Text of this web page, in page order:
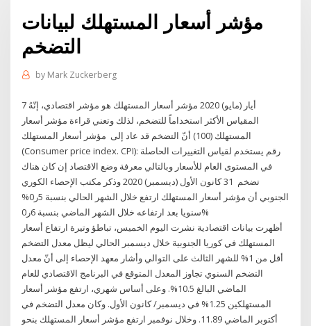
مؤشر أسعار المستهلك لبيانات
التضخم
by Mark Zuckerberg
7 أيار (مايو) 2020 مؤشر أسعار المستهلك هو مؤشر اقتصادي، إنّهُ
المقياس الأكثر استخداماً للتضخم، لذلك وتعني قراءة مؤشر أسعار
المستهلك (100) أنّ التضخم قد عاد إلى مؤشر أسعار المستهلك
(Consumer price index. CPI): رقم يستخدم لقياس التغييرات الحاصلة
في المستوى العام للأسعار وبالتالي معرفة وضع الاقتصاد إن كان هناك
تضخم 31 كانون الأول (ديسمبر) 2020 وذكر مكتب الإحصاء الكوري
الجنوبي أن مؤشر أسعار المستهلك ارتفع خلال الشهر الحالي بنسبة 5ر0%
سنويا بعد ارتفاعه خلال الشهر الماضي بنسبة 6ر0%
أظهرت بيانات اقتصادية نشرت اليوم الخميس، تباطؤ وتيرة ارتفاع أسعار
المستهلك في كوريا الجنوبية خلال ديسمبر الحالي ليظل معدل التضخم
أقل من 1% للشهر الثالث على التوالي وأشار معهد الإحصاء إلى أنّ معدل
التضخم السنوي تجاوز المعدل المتوقع في البرنامج الاقتصادي للعام
الماضي البالغ 10.5%. وعلى أساس شهري، ارتفع مؤشر أسعار
المستهلكين 1.25% في ديسمبر/ كانون الأول. وكان معدل التضخم في
أكتوبر الماضي 11.89. وخلال نوفمبر ارتفع مؤشر أسعار المستهلك بنحو